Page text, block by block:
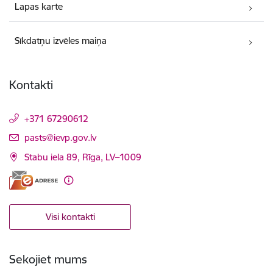
Lapas karte
Sīkdatņu izvēles maiņa
Kontakti
+371 67290612
E-pasts:
pasts@ievp.gov.lv
Stabu iela 89, Rīga, LV–1009
Visi kontakti
Sekojiet mums